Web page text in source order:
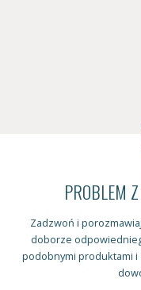
PROBLEM
Zadzwoń i
doborze
podobnymi produktami